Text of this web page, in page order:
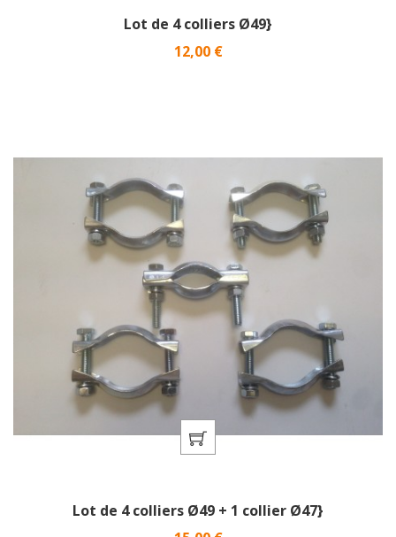
Lot de 4 colliers Ø49}
Prix
12,00 €
Lot de 4 colliers Ø49 + 1 collier Ø47}